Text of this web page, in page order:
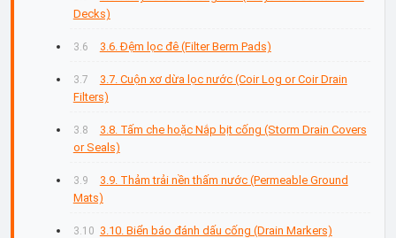
Decks)
3.6. Đệm lọc đê (Filter Berm Pads)
3.7. Cuộn xơ dừa lọc nước (Coir Log or Coir Drain
Filters)
3.8. Tấm che hoặc Nắp bịt cống (Storm Drain Covers
or Seals)
3.9. Thảm trải nền thấm nước (Permeable Ground
Mats)
3.10. Biển báo đánh dấu cống (Drain Markers)